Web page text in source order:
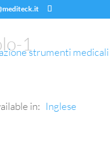
1
in: Inglese